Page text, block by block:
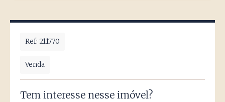
Ref: 211770
Venda
Tem interesse nesse imóvel?